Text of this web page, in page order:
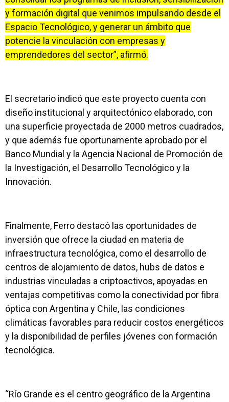
y formación digital que venimos impulsando desde el
Espacio Tecnológico, y generar un ámbito que
potencie la vinculación con empresas y
emprendedores del sector”, afirmó.
El secretario indicó que este proyecto cuenta con
diseño institucional y arquitectónico elaborado, con
una superficie proyectada de 2000 metros cuadrados,
y que además fue oportunamente aprobado por el
Banco Mundial y la Agencia Nacional de Promoción de
la Investigación, el Desarrollo Tecnológico y la
Innovación.
Finalmente, Ferro destacó las oportunidades de
inversión que ofrece la ciudad en materia de
infraestructura tecnológica, como el desarrollo de
centros de alojamiento de datos, hubs de datos e
industrias vinculadas a criptoactivos, apoyadas en
ventajas competitivas como la conectividad por fibra
óptica con Argentina y Chile, las condiciones
climáticas favorables para reducir costos energéticos
y la disponibilidad de perfiles jóvenes con formación
tecnológica.
“Río Grande es el centro geográfico de la Argentina